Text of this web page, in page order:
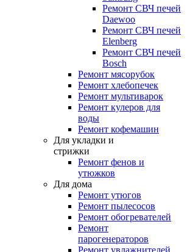
Ремонт СВЧ печей
Daewoo
Ремонт СВЧ печей
Elenberg
Ремонт СВЧ печей
Bosch
Ремонт мясорубок
Ремонт хлебопечек
Ремонт мультиварок
Ремонт кулеров для
воды
Ремонт кофемашин
Для укладки и
стрижки
Ремонт фенов и
утюжков
Для дома
Ремонт утюгов
Ремонт пылесосов
Ремонт обогревателей
Ремонт
парогенераторов
Ремонт увлажнителей